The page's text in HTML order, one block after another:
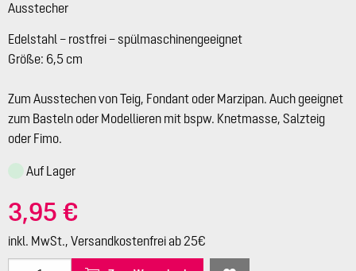
Ausstecher
Edelstahl – rostfrei – spülmaschinengeeignet
Größe: 6,5 cm
Zum Ausstechen von Teig, Fondant oder Marzipan. Auch geeignet
zum Basteln oder Modellieren mit bspw. Knetmasse, Salzteig
oder Fimo.
Auf Lager
3,95 €
inkl. MwSt., Versandkostenfrei ab 25€